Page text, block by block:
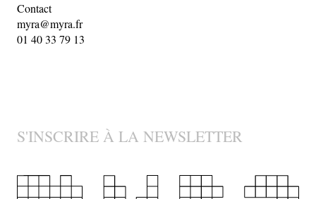
Contact
myra@myra.fr
01 40 33 79 13
S'INSCRIRE À LA NEWSLETTER